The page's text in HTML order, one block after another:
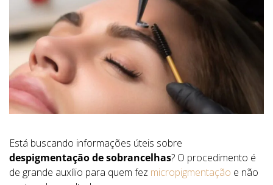
Está buscando informações úteis sobre
despigmentação de sobrancelhas? O procedimento é
de grande auxílio para quem fez micropigmentação e não